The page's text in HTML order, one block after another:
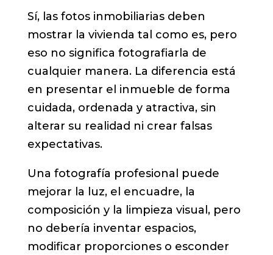
Sí, las fotos inmobiliarias deben
mostrar la vivienda tal como es, pero
eso no significa fotografiarla de
cualquier manera. La diferencia está
en presentar el inmueble de forma
cuidada, ordenada y atractiva, sin
alterar su realidad ni crear falsas
expectativas.
Una fotografía profesional puede
mejorar la luz, el encuadre, la
composición y la limpieza visual, pero
no debería inventar espacios,
modificar proporciones o esconder